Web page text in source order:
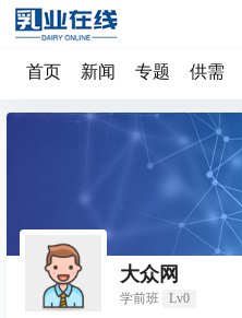
首页 新闻 专题 供需
大众网
学前班 Lv0